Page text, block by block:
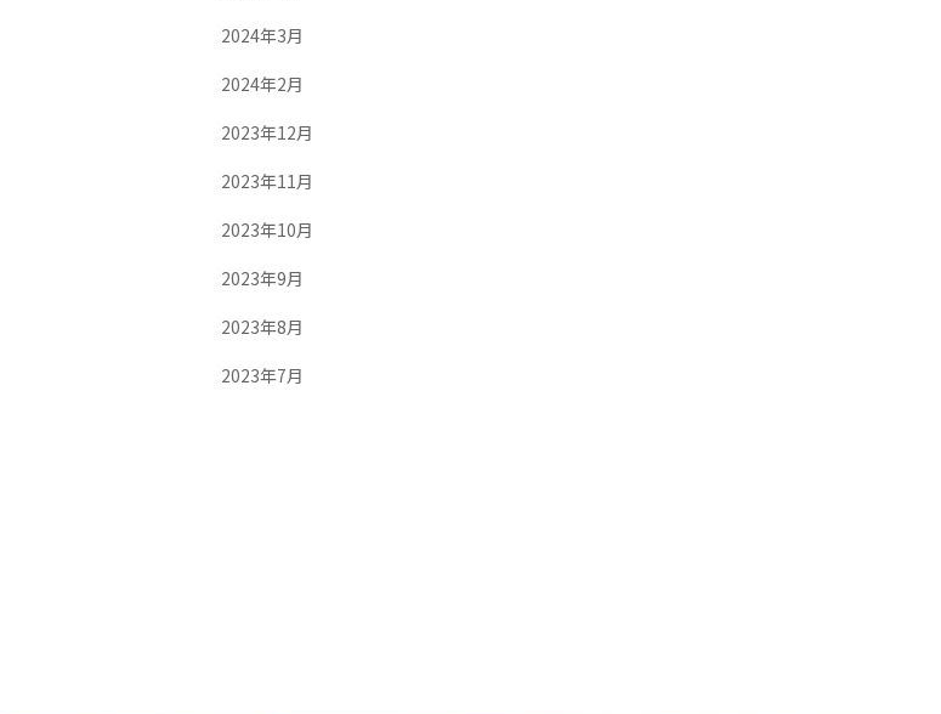
2024年3月
2024年2月
2023年12月
2023年11月
2023年10月
2023年9月
2023年8月
2023年7月